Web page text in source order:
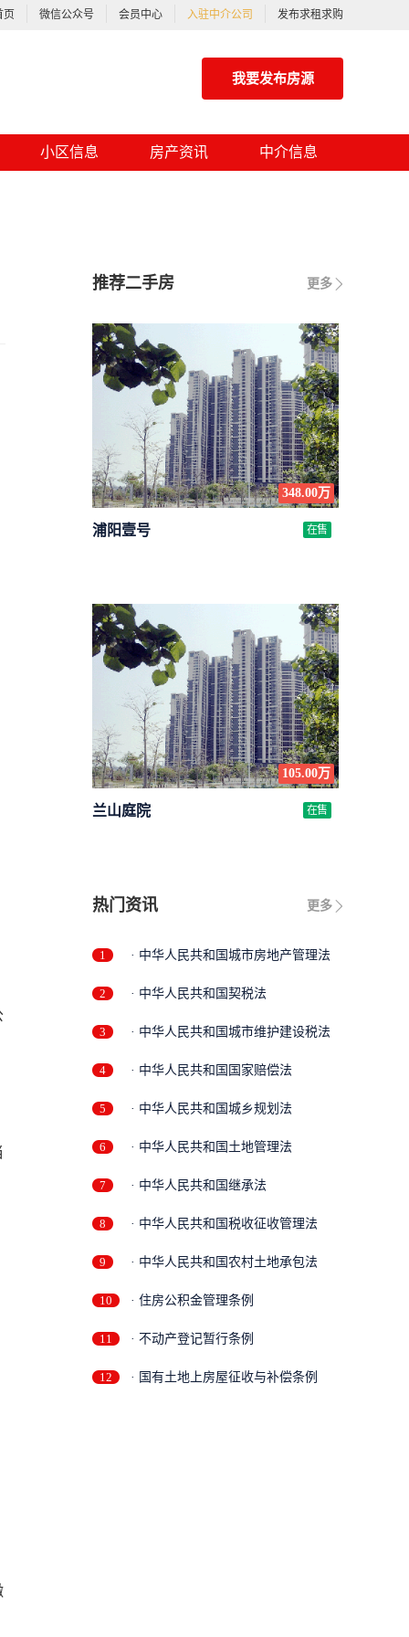
页 微信公众号 会员中心 入驻中介公司 发布求租求购
我要发布房源
小区信息 房产资讯 中介信息
更多
推荐二手房
348.00万
浦阳壹号 在售
105.00万
兰山庭院 在售
更多
热门资讯
1 · 中华人民共和国城市房地产管理法
2 · 中华人民共和国契税法
3 · 中华人民共和国城市维护建设税法
4 · 中华人民共和国国家赔偿法
5 · 中华人民共和国城乡规划法
6 · 中华人民共和国土地管理法
7 · 中华人民共和国继承法
8 · 中华人民共和国税收征收管理法
9 · 中华人民共和国农村土地承包法
10 · 住房公积金管理条例
11 · 不动产登记暂行条例
12 · 国有土地上房屋征收与补偿条例